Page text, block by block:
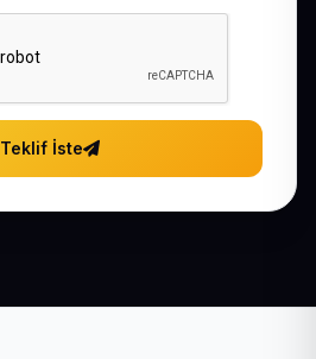
Teklif İste